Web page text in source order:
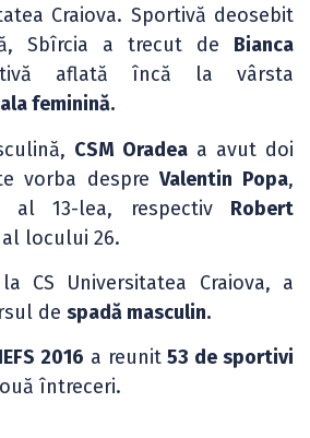
Craiova. Sportivă deosebit
Sbîrcia a trecut de Bianca
aflată încă la vârsta
feminină.
CSM Oradea a avut doi
vorba despreValentin Popa,
13-lea, respectiv Robert
locului 26.
CS Universitatea Craiova, a
de spadă masculin.
2016 a reunit 53 de sportivi
întreceri.